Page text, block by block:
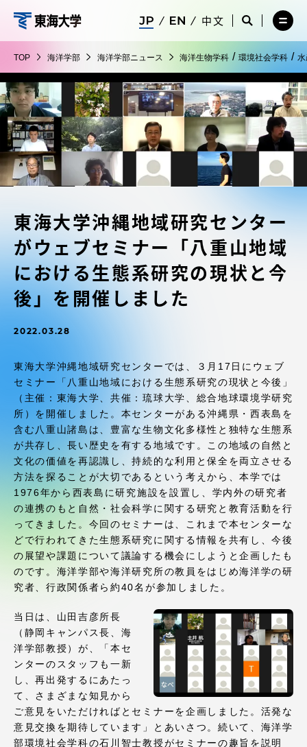
ツ
に
ス
キ
ッ
プ
洋
学
部
中文
サ
検
索
を
開
く
サ
イ
索
を
じ
る
メ
ュ
ー
を
開
く
TOP 海洋学部 海洋学部ニュース 海洋生物学科 / 環境社会学科 /
東海大学沖縄地域研究センター
がウェブセミナー「八重山地域
における生態系研究の現状と今
後」を開催しました
2022.03.28
東海大学沖縄地域研究センターでは、３月17日にウェブ
セミナー「八重山地域における生態系研究の現状と今後」
（主催：東海大学、共催：琉球大学、総合地球環境学研究
所）を開催しました。本センターがある沖縄県・西表島を
含む八重山諸島は、豊富な生物文化多様性と独特な生態系
が共存し、長い歴史を有する地域です。この地域の自然と
文化の価値を再認識し、持続的な利用と保全を両立させる
方法を探ることが大切であるという考えから、本学では
1976年から西表島に研究施設を設置し、学内外の研究者
の連携のもと自然・社会科学に関する研究と教育活動を行
ってきました。今回のセミナーは、これまで本センターな
どで行われてきた生態系研究に関する情報を共有し、今後
の展望や課題について議論する機会にしようと企画したも
のです。海洋学部や海洋研究所の教員をはじめ海洋学の研
究者、行政関係者ら約40名が参加しました。
当日は、山田吉彦所長
（静岡キャンパス長、海
洋学部教授）が、「本セ
ンターのスタッフも一新
し、再出発するにあたっ
て、さまざまな知見から
ご意見をいただければとセミナーを企画しました。活発な
意見交換を期待しています」とあいさつ。続いて、海洋学
部環境社会学科の石川智士教授がセミナーの趣旨を説明
メ
ニ
を
閉
る
在学生・保護者向けポータル（TIPS）
受験・入学案内
教員・研究者ガイド
大学の概要
教育・研究
受験・入学案内
グローバルネットワーク
学外連携
学園ネットワーク
各種情報・お問い合わせ
アクセス情報
品川キャンパス 湘南キャンパス
伊勢原キャンパス
熊本キャンパス
阿蘇くまもと
臨空キャンパス